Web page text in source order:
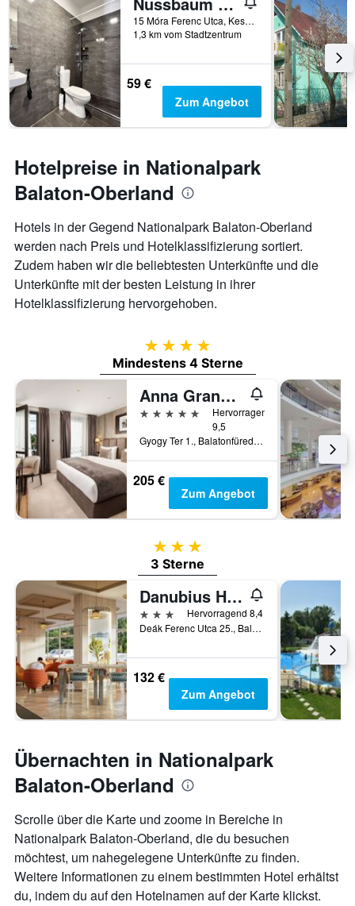
15 Móra Ferenc Utca, Keszthely, Ungarn
1,3 km vom Stadtzentrum
59 €
Zum Angebot
Hotelpreise in Nationalpark
Balaton-Oberland
Hotels in der Gegend Nationalpark Balaton-Oberland
werden nach Preis und Hotelklassifizierung sortiert.
Zudem haben wir die beliebtesten Unterkünfte und die
Unterkünfte mit der besten Leistung in ihrer
Hotelklassifizierung hervorgehoben.
4 Sterne
Mindestens 4 Sterne
Anna Grand Hotel
5 Sterne
Hervorragend
9,5
Gyogy Ter 1., Balatonfüred, Ungarn
205 €
Zum Angebot
3 Sterne
3 Sterne
Danubius Hotel Annabella
3 Sterne
Hervorragend 8,4
Deák Ferenc Utca 25., Balatonfüred, Ungarn
132 €
Zum Angebot
Übernachten in Nationalpark
Balaton-Oberland
Scrolle über die Karte und zoome in Bereiche in
Nationalpark Balaton-Oberland, die du besuchen
möchtest, um nahegelegene Unterkünfte zu finden.
Weitere Informationen zu einem bestimmten Hotel erhältst
du, indem du auf den Hotelnamen auf der Karte klickst.